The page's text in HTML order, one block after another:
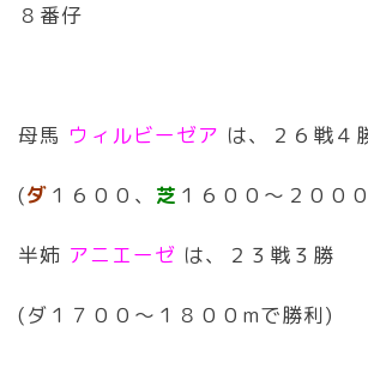
８番仔
母馬 ウィルビーゼア は、２６戦４
(ダ １６００、 芝 １６００〜２００
半姉 アニエーゼ は、２３戦３勝
(ダ１７００〜１８００mで勝利)